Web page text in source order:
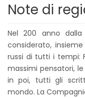
Note di
Nel 200 anno
considerato,
russi di tutti i tempi:
massimi pensatori,
in poi, tutti gli
mondo. La